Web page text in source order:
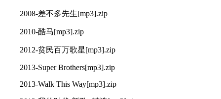
2008-差不多先生[mp3].zip
2010-酷马[mp3].zip
2012-贫民百万歌星[mp3].zip
2013-Super Brothers[mp3].zip
2013-Walk This Way[mp3].zip